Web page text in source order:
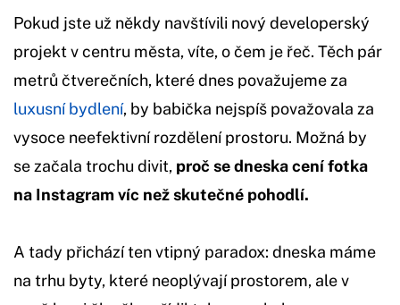
Pokud jste už někdy navštívili nový developerský
projekt v centru města, víte, o čem je řeč. Těch pár
metrů čtverečních, které dnes považujeme za
luxusní bydlení, by babička nejspíš považovala za
vysoce neefektivní rozdělení prostoru. Možná by
se začala trochu divit, proč se dneska cení fotka
na Instagram víc než skutečné pohodlí.
A tady přichází ten vtipný paradox: dneska máme
na trhu byty, které neoplývají prostorem, ale v